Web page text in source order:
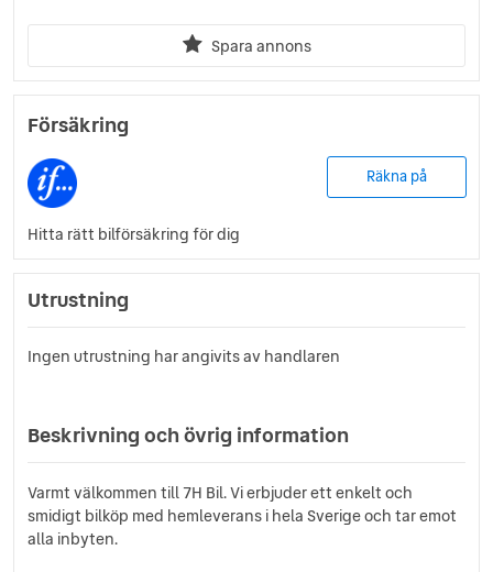
Spara annons
Försäkring
Räkna på
Hitta rätt bilförsäkring för dig
Utrustning
Ingen utrustning har angivits av handlaren
Beskrivning och övrig information
Varmt välkommen till 7H Bil. Vi erbjuder ett enkelt och
smidigt bilköp med hemleverans i hela Sverige och tar emot
alla inbyten.